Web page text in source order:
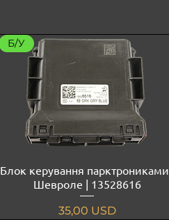
Б/У
Блок керування парктрониками |
Шевроле | 13528616
Ціна
35,00 USD